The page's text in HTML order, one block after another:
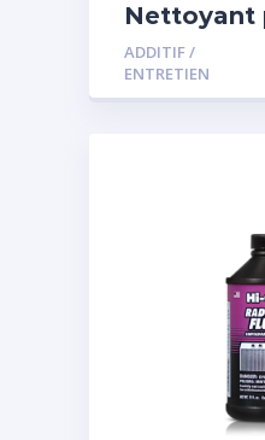
Nettoyant
vidange
ADDITIF /
ENTRETIEN